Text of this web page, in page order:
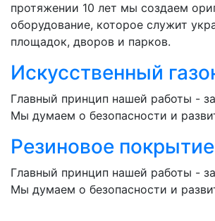
протяжении 10 лет мы создаем
оборудование, которое служит
площадок, дворов и парков.
Искусственный
Главный принцип нашей работы -
Мы думаем о безопасности и
Резиновое покрытие
Главный принцип нашей работы -
Мы думаем о безопасности и